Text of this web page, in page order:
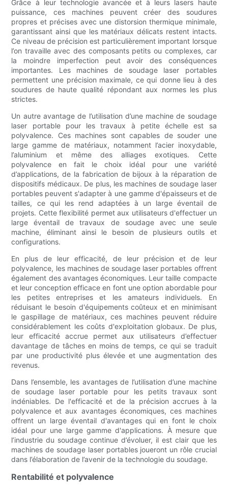
Grâce à leur technologie avancée et à leurs lasers haute
puissance, ces machines peuvent créer des soudures
propres et précises avec une distorsion thermique minimale,
garantissant ainsi que les matériaux délicats restent intacts.
Ce niveau de précision est particulièrement important lorsque
l’on travaille avec des composants petits ou complexes, car
la moindre imperfection peut avoir des conséquences
importantes. Les machines de soudage laser portables
permettent une précision maximale, ce qui donne lieu à des
soudures de haute qualité répondant aux normes les plus
strictes.
Un autre avantage de l’utilisation d’une machine de soudage
laser portable pour les travaux à petite échelle est sa
polyvalence. Ces machines sont capables de souder une
large gamme de matériaux, notamment l’acier inoxydable,
l’aluminium et même des alliages exotiques. Cette
polyvalence en fait le choix idéal pour une variété
d’applications, de la fabrication de bijoux à la réparation de
dispositifs médicaux. De plus, les machines de soudage laser
portables peuvent s'adapter à une gamme d'épaisseurs et de
tailles, ce qui les rend adaptées à un large éventail de
projets. Cette flexibilité permet aux utilisateurs d'effectuer un
large éventail de travaux de soudage avec une seule
machine, éliminant ainsi le besoin de plusieurs outils et
configurations.
En plus de leur efficacité, de leur précision et de leur
polyvalence, les machines de soudage laser portables offrent
également des avantages économiques. Leur taille compacte
et leur conception efficace en font une option abordable pour
les petites entreprises et les amateurs individuels. En
réduisant le besoin d'équipements coûteux et en minimisant
le gaspillage de matériaux, ces machines peuvent réduire
considérablement les coûts d'exploitation globaux. De plus,
leur efficacité accrue permet aux utilisateurs d’effectuer
davantage de tâches en moins de temps, ce qui se traduit
par une productivité plus élevée et une augmentation des
revenus.
Dans l’ensemble, les avantages de l’utilisation d’une machine
de soudage laser portable pour les petits travaux sont
indéniables. De l'efficacité et de la précision accrues à la
polyvalence et aux avantages économiques, ces machines
offrent un large éventail d'avantages qui en font le choix
idéal pour une large gamme d'applications. À mesure que
l’industrie du soudage continue d’évoluer, il est clair que les
machines de soudage laser portables joueront un rôle crucial
dans l’élaboration de l’avenir de la technologie du soudage.
Rentabilité et polyvalence